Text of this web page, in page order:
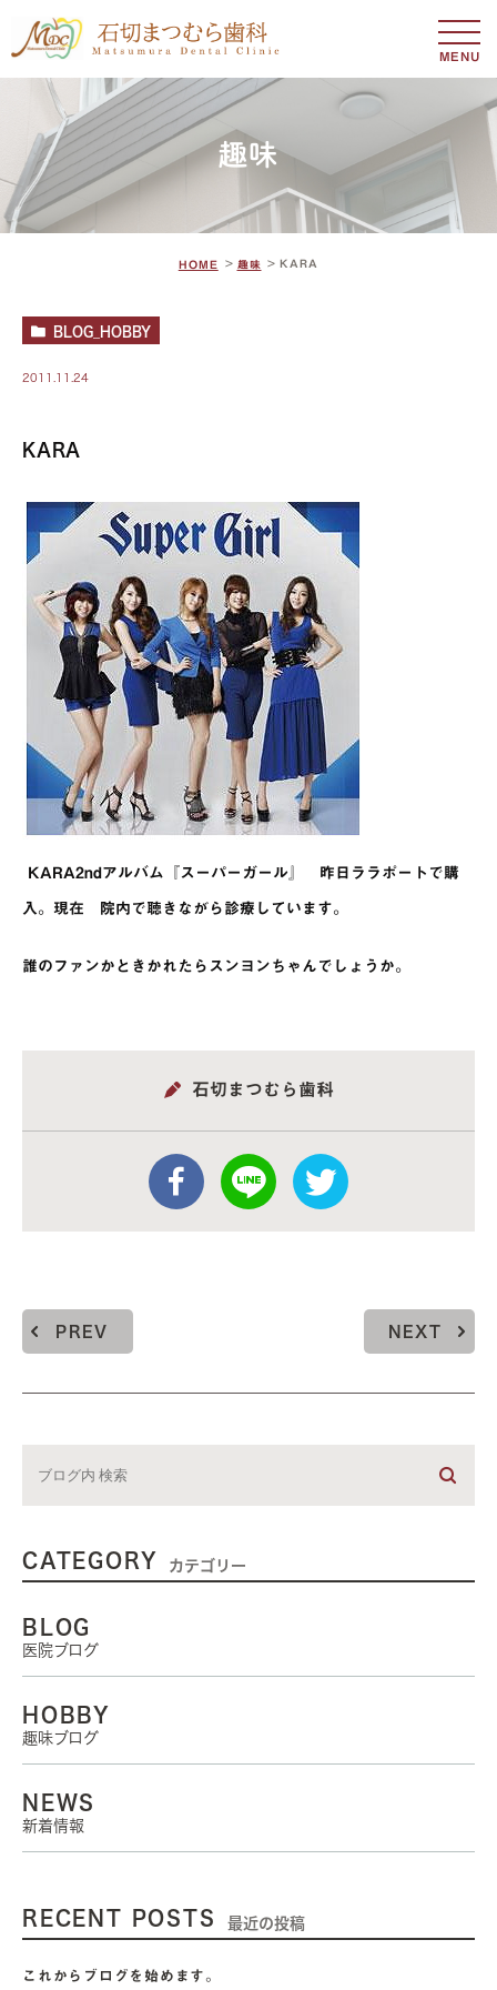
MENU
趣味
HOME 趣味 KARA
BLOG_HOBBY
2011.11.24
KARA
KARA2ndアルバム『スーパーガール』 昨日ララポートで購
入。現在 院内で聴きながら診療しています。
誰のファンかときかれたらスンヨンちゃんでしょうか。
石切まつむら歯科
PREV NEXT
CATEGORY カテゴリー
BLOG
医院ブログ
HOBBY
趣味ブログ
NEWS
新着情報
RECENT POSTS 最近の投稿
これからブログを始めます。